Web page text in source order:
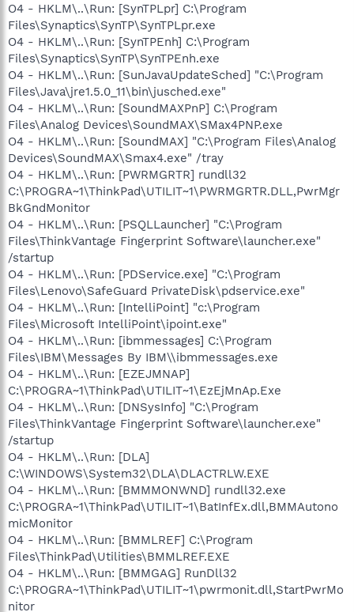
O4 - HKLM\..\Run: [SynTPLpr] C:\Program
Files\Synaptics\SynTP\SynTPLpr.exe
O4 - HKLM\..\Run: [SynTPEnh] C:\Program
Files\Synaptics\SynTP\SynTPEnh.exe
O4 - HKLM\..\Run: [SunJavaUpdateSched] "C:\Program
Files\Java\jre1.5.0_11\bin\jusched.exe"
O4 - HKLM\..\Run: [SoundMAXPnP] C:\Program
Files\Analog Devices\SoundMAX\SMax4PNP.exe
O4 - HKLM\..\Run: [SoundMAX] "C:\Program Files\Analog
Devices\SoundMAX\Smax4.exe" /tray
O4 - HKLM\..\Run: [PWRMGRTR] rundll32
C:\PROGRA~1\ThinkPad\UTILIT~1\PWRMGRTR.DLL,PwrMgr
BkGndMonitor
O4 - HKLM\..\Run: [PSQLLauncher] "C:\Program
Files\ThinkVantage Fingerprint Software\launcher.exe"
/startup
O4 - HKLM\..\Run: [PDService.exe] "C:\Program
Files\Lenovo\SafeGuard PrivateDisk\pdservice.exe"
O4 - HKLM\..\Run: [IntelliPoint] "c:\Program
Files\Microsoft IntelliPoint\ipoint.exe"
O4 - HKLM\..\Run: [ibmmessages] C:\Program
Files\IBM\Messages By IBM\\ibmmessages.exe
O4 - HKLM\..\Run: [EZEJMNAP]
C:\PROGRA~1\ThinkPad\UTILIT~1\EzEjMnAp.Exe
O4 - HKLM\..\Run: [DNSysInfo] "C:\Program
Files\ThinkVantage Fingerprint Software\launcher.exe"
/startup
O4 - HKLM\..\Run: [DLA]
C:\WINDOWS\System32\DLA\DLACTRLW.EXE
O4 - HKLM\..\Run: [BMMMONWND] rundll32.exe
C:\PROGRA~1\ThinkPad\UTILIT~1\BatInfEx.dll,BMMAutono
micMonitor
O4 - HKLM\..\Run: [BMMLREF] C:\Program
Files\ThinkPad\Utilities\BMMLREF.EXE
O4 - HKLM\..\Run: [BMMGAG] RunDll32
C:\PROGRA~1\ThinkPad\UTILIT~1\pwrmonit.dll,StartPwrMo
nitor